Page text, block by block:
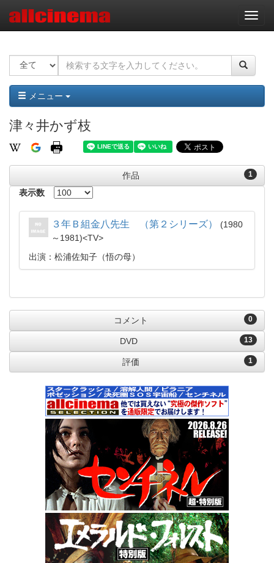
ナ
ビ
ー
ョ
ン
メニュー
津々井かず枝
1
作品
表示数
３年Ｂ組金八先生 （第２シリーズ）
1980
～1981
TV
出演：松浦佐知子（悟の母）
0
コメント
13
DVD
1
評価